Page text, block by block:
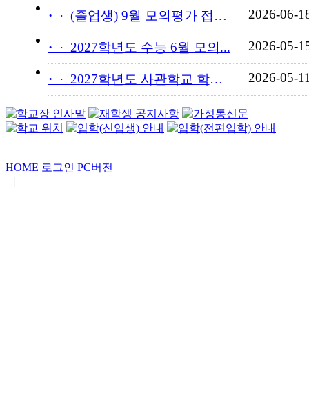
· (졸업생) 9월 모의평가 접수... 2026-06-
· 2027학년도 수능 6월 모의... 2026-05-
· 2027학년도 사관학교 학교장... 2026-05-
HOME 로그인 PC버전